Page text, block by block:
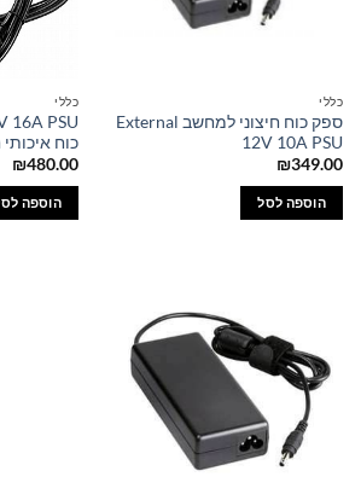
כללי
ספק כוח חיצוני למחשב External
12V 10A PSU
₪349.00
הוספה לסל
כללי
כוח
₪480.00
הוספה